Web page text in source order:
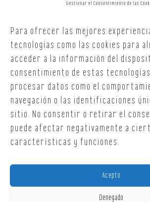
Gestionar el Consentimiento de las
Para ofrecer las mejores
tecnologías como las cookies para
acceder a la información del
consentimiento de estas
procesar datos como el
navegación o las identificaciones
sitio. No consentir o retirar el
puede afectar negativamente a
características y funciones.
Acepto
Denegado
Polign. Ind. Costa Vella
15707, Santiago de Compostela
A Coruña
T. +34 654 30 90 36